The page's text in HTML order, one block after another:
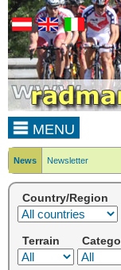
MENU
News Newsletter
Country/Region
Terrain